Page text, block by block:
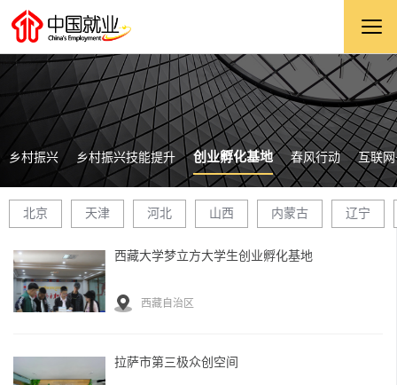
乡村振兴 乡村振兴技能提升 创业孵化基地 春风行动 互联
北京 天津 河北 山西 内蒙古 辽宁
西藏大学梦立方大学生创业孵化基地
西藏自治区
拉萨市第三极众创空间